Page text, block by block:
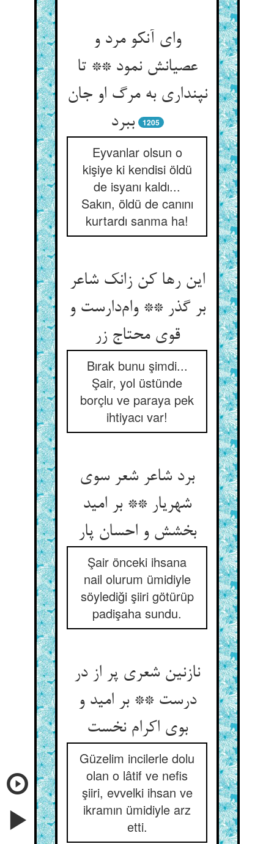
وای آنکو مرد و
عصیانش نمود ** تا
نپنداری به مرگ او جان
ببرد
1205
Eyvanlar olsun o
kişiye ki kendisi öldü
de isyanı kaldı...
Sakın, öldü de canını
kurtardı sanma ha!
این رها کن زانک شاعر
بر گذر ** وام‌دارست و
قوی محتاج زر
Bırak bunu şimdi...
Şair, yol üstünde
borçlu ve paraya pek
ihtiyacı var!
برد شاعر شعر سوی
شهریار ** بر امید
بخشش و احسان پار
Şair önceki ihsana
nail olurum ümidiyle
söylediği şiiri götürüp
padişaha sundu.
نازنین شعری پر از در
درست ** بر امید و
بوی اکرام نخست
Güzelim incilerle dolu
olan o lâtif ve nefis
şiiri, evvelki ihsan ve
ikramın ümidiyle arz
etti.